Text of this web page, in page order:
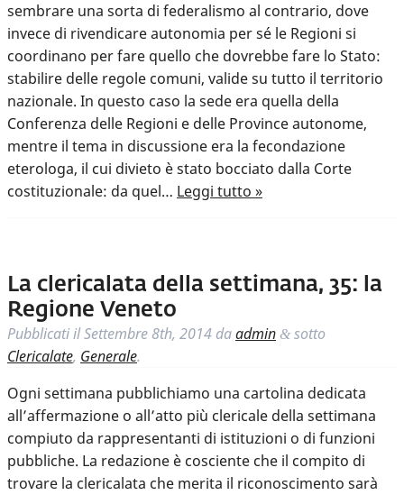
sembrare una sorta di federalismo al contrario, dove
invece di rivendicare autonomia per sé le Regioni si
coordinano per fare quello che dovrebbe fare lo Stato:
stabilire delle regole comuni, valide su tutto il territorio
nazionale. In questo caso la sede era quella della
Conferenza delle Regioni e delle Province autonome,
mentre il tema in discussione era la fecondazione
eterologa, il cui divieto è stato bocciato dalla Corte
costituzionale: da quel… Leggi tutto »
La clericalata della settimana, 35: la
Regione Veneto
Pubblicati ilSettembre 8th, 2014 daadmin & sotto
Clericalate, Generale.
Ogni settimana pubblichiamo una cartolina dedicata
all’affermazione o all’atto più clericale della settimana
compiuto da rappresentanti di istituzioni o di funzioni
pubbliche. La redazione è cosciente che il compito di
trovare la clericalata che merita il riconoscimento sarà